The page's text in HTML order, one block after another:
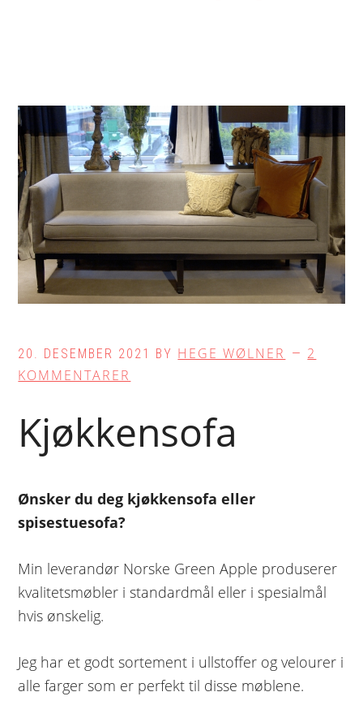
20. DESEMBER 2021 BY HEGE WØLNER
2
KOMMENTARER
Kjøkkensofa
Ønsker du deg kjøkkensofa eller
spisestuesofa?
Min leverandør Norske Green Apple produserer
kvalitetsmøbler i standardmål eller i spesialmål
hvis ønskelig.
Jeg har et godt sortement i ullstoffer og velourer i
alle farger som er perfekt til disse møblene.